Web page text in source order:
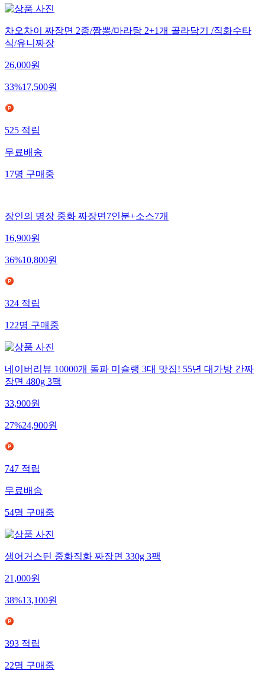
차오차이 짜장면 2종/짬뽕/마라탕 2+1개 골라담기 /직화수타
식/유니짜장
26,000원
33%17,500원
525적립
무료배송
17명구매중
장인의 명장 중화 짜장면7인분+소스7개
16,900원
36%10,800원
324적립
122명구매중
네이버리뷰 10000개 돌파 미슐랭 3대 맛집! 55년 대가방 간짜
장면 480g 3팩
33,900원
27%24,900원
747적립
무료배송
54명구매중
생어거스틴 중화직화 짜장면 330g 3팩
21,000원
38%13,100원
393적립
22명구매중